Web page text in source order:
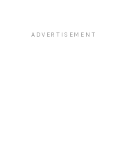
ADVERTISEMENT